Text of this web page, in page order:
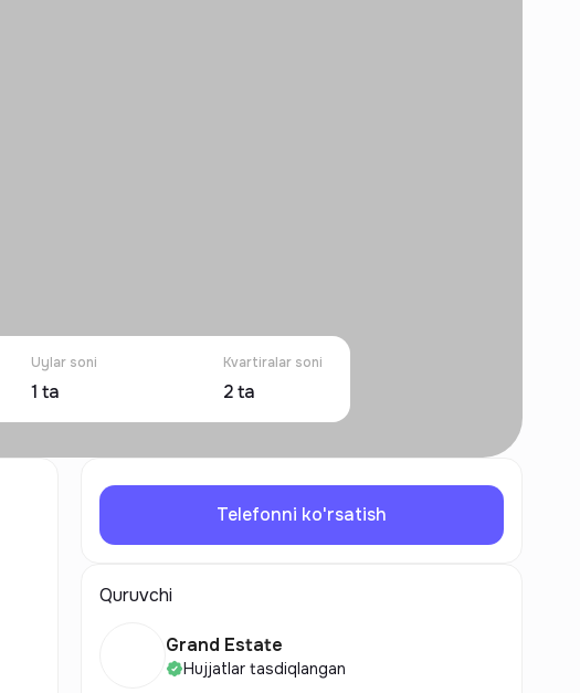
Uylar soni
1 ta
Kvartiralar soni
2 ta
Telefonni ko'rsatish
Quruvchi
Grand Estate
Hujjatlar tasdiqlangan